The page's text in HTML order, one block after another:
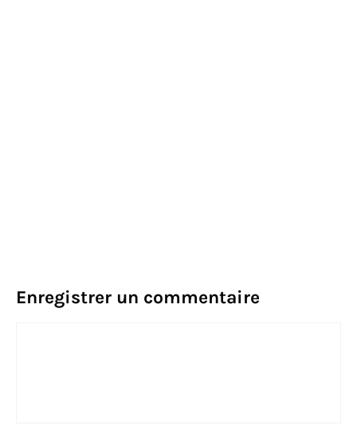
Enregistrer un commentaire